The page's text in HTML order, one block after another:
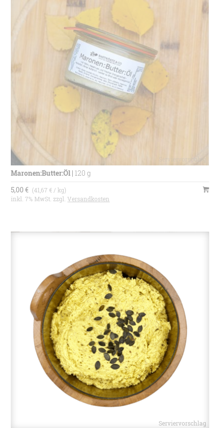
Ursprungsland
Maronen:Butter:Öl| 120 g
5,00 € (41,67 € / kg)
inkl. 7% MwSt. zzgl.Versandkosten